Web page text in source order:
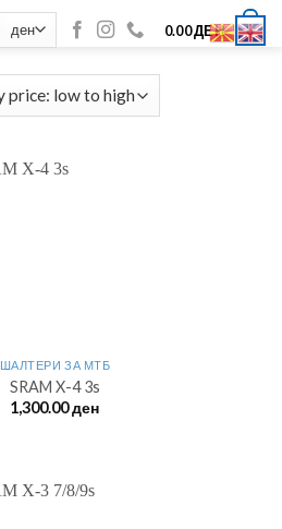
0.00ДЕН 0
ШАЛТЕРИ ЗА МTБ
SRAM X-4 3s
1,300.00ден